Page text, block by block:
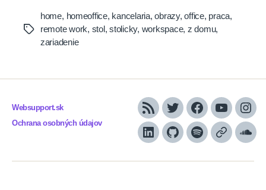
Tags
home, homeoffice, kancelaria,obrazy,office, praca,
remote work, stol,stolicky, workspace, z domu,
zariadenie
Websupport.sk
Ochrana osobných údajov
RSS TwitterFacebook
YouTube
LinkedInGitHubSpotifyApple